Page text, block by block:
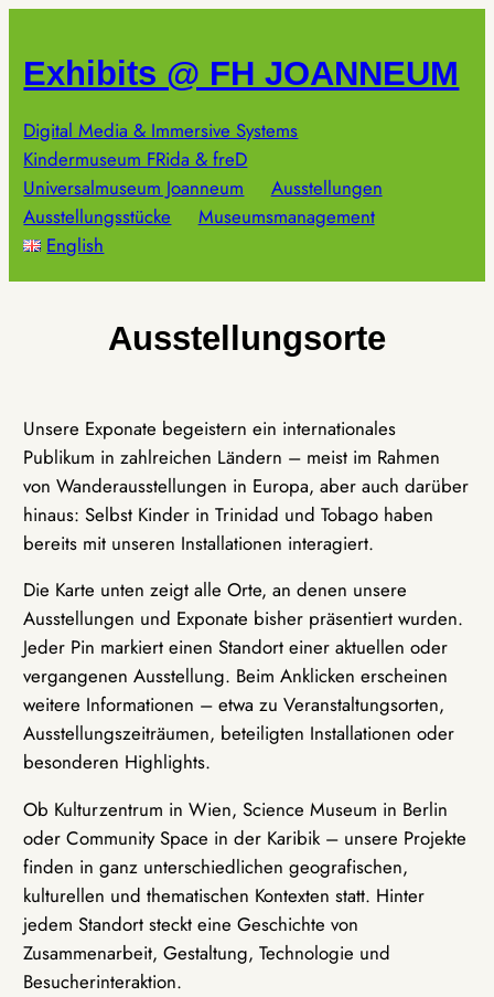
springen
Exhibits @ FH JOANNEUM
Digital Media & Immersive Systems
Kindermuseum FRida & freD
Universalmuseum Joanneum
Ausstellungen
Ausstellungsstücke
Museumsmanagement
English
Ausstellungsorte
Unsere Exponate begeistern ein internationales
Publikum in zahlreichen Ländern – meist im Rahmen
von Wanderausstellungen in Europa, aber auch darüber
hinaus: Selbst Kinder in Trinidad und Tobago haben
bereits mit unseren Installationen interagiert.
Die Karte unten zeigt alle Orte, an denen unsere
Ausstellungen und Exponate bisher präsentiert wurden.
Jeder Pin markiert einen Standort einer aktuellen oder
vergangenen Ausstellung. Beim Anklicken erscheinen
weitere Informationen – etwa zu Veranstaltungsorten,
Ausstellungszeiträumen, beteiligten Installationen oder
besonderen Highlights.
Ob Kulturzentrum in Wien, Science Museum in Berlin
oder Community Space in der Karibik – unsere Projekte
finden in ganz unterschiedlichen geografischen,
kulturellen und thematischen Kontexten statt. Hinter
jedem Standort steckt eine Geschichte von
Zusammenarbeit, Gestaltung, Technologie und
Besucherinteraktion.